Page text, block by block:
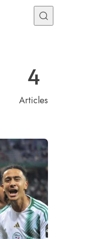
4
Articles